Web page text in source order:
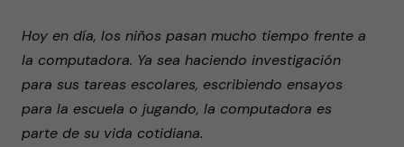
Hoy en día, los niños pasan mucho tiempo frente a
la computadora. Ya sea haciendo investigación
para sus tareas escolares, escribiendo ensayos
para la escuela o jugando, la computadora es
parte de su vida cotidiana.